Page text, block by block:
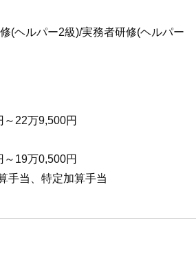
(ヘルパー2級)/実務者研修(ヘルパー
～22万9,500円
19万0,500円
手当、特定加算手当